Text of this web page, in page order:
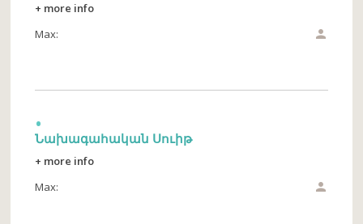
+ more info
Max:

Նախագահական Սուիթ
+ more info
Max:
